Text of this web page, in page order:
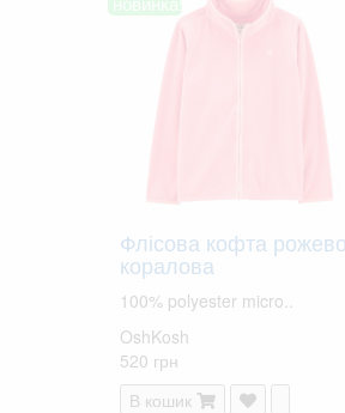
Флісова кофта
коралова
100% polyester micro..
OshKosh
520 грн
В кошик